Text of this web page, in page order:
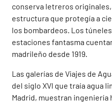
conserva letreros
estructura que protegía a
los bombardeos. Los
estaciones fantasma
madrileño desde 1919.
Las galerías de Viajes de
del siglo XVI que traía agua
Madrid, muestran